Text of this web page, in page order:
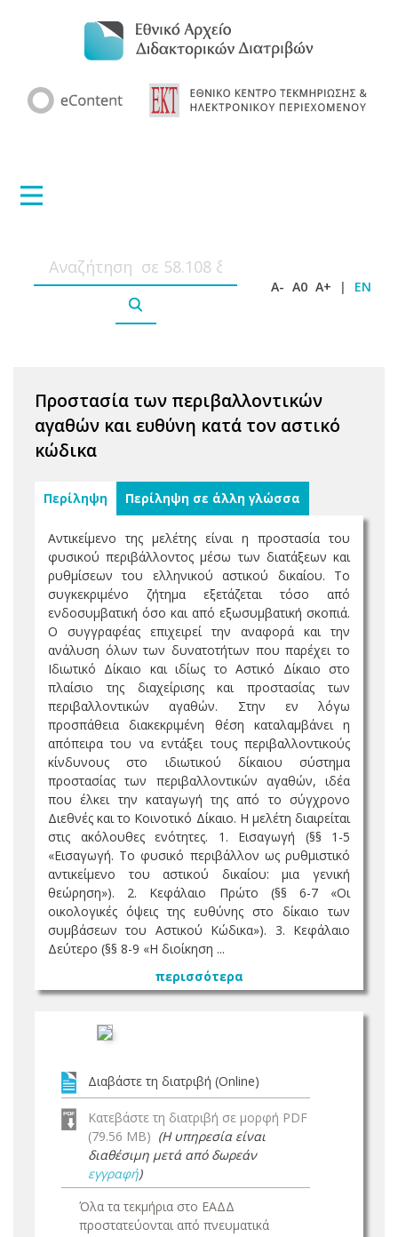
A- A0 A+ | EN
Προστασία των περιβαλλοντικών
αγαθών και ευθύνη κατά τον αστικό
κώδικα
Περίληψη Περίληψη σε άλλη γλώσσα
Αντικείμενο της μελέτης είναι η προστασία του
φυσικού περιβάλλοντος μέσω των διατάξεων και
ρυθμίσεων του ελληνικού αστικού δικαίου. Το
συγκεκριμένο ζήτημα εξετάζεται τόσο από
ενδοσυμβατική όσο και από εξωσυμβατική σκοπιά.
Ο συγγραφέας επιχειρεί την αναφορά και την
ανάλυση όλων των δυνατοτήτων που παρέχει το
Ιδιωτικό Δίκαιο και ιδίως το Αστικό Δίκαιο στο
πλαίσιο της διαχείρισης και προστασίας των
περιβαλλοντικών αγαθών. Στην εν λόγω
προσπάθεια διακεκριμένη θέση καταλαμβάνει η
απόπειρα του να εντάξει τους περιβαλλοντικούς
κίνδυνους στο ιδιωτικού δίκαιου σύστημα
προστασίας των περιβαλλοντικών αγαθών, ιδέα
που έλκει την καταγωγή της από το σύγχρονο
Διεθνές και το Κοινοτικό Δίκαιο. Η μελέτη διαιρείται
στις ακόλουθες ενότητες. 1. Εισαγωγή (§§ 1-5
«Εισαγωγή. Το φυσικό περιβάλλον ως ρυθμιστικό
αντικείμενο του αστικού δικαίου: μια γενική
θεώρηση»). 2. Κεφάλαιο Πρώτο (§§ 6-7 «Οι
οικολογικές όψεις της ευθύνης στο δίκαιο των
συμβάσεων του Αστικού Κώδικα»). 3. Κεφάλαιο
Δεύτερο (§§ 8-9 «Η διοίκηση ...
περισσότερα
Διαβάστε τη διατριβή (Online)
Κατεβάστε τη διατριβή σε μορφή PDF
(79.56 MB) (Η υπηρεσία είναι
διαθέσιμη μετά από δωρεάν
εγγραφή)
Όλα τα τεκμήρια στο ΕΑΔΔ
προστατεύονται από πνευματικά